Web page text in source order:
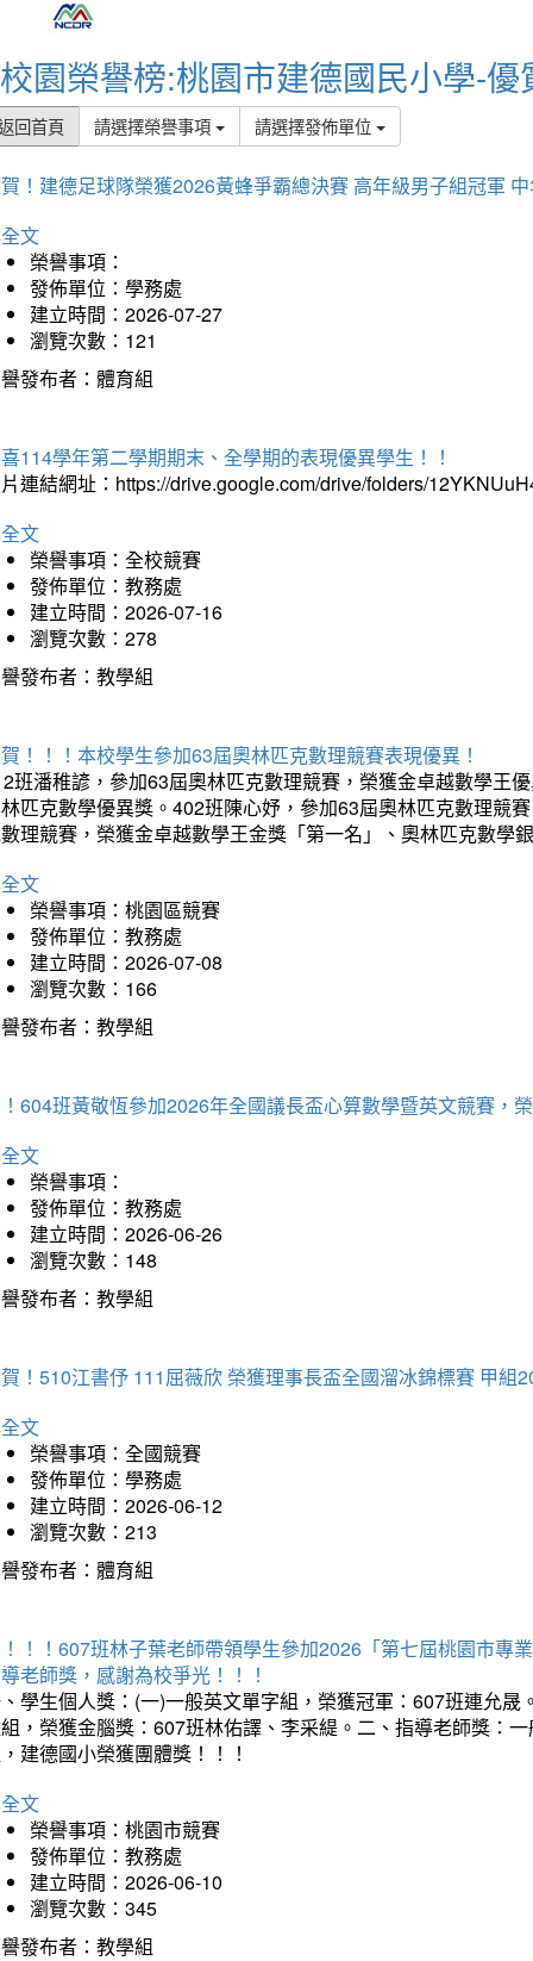
校園榮譽榜:桃園市建德國民小學-優
回首頁 請選擇榮譽事項 請選擇發佈單位
！建德足球隊榮獲2026黃蜂爭霸總決賽 高年級男子組冠軍
文
榮譽事項：
發佈單位：學務處
建立時間：2026-07-27
瀏覽次數：121
發布者：體育組
114學年第二學期期末、全學期的表現優異學生！！
連結網址：https://drive.google.com/drive/folders/
文
榮譽事項：全校競賽
發佈單位：教務處
建立時間：2026-07-16
瀏覽次數：278
發布者：教學組
！！！本校學生參加63屆奧林匹克數理競賽表現優異！
班潘稚諺，參加63屆奧林匹克數理競賽，榮獲金卓越數學王
匹克數學優異獎。402班陳心妤，參加63屆奧林匹克數理競
理競賽，榮獲金卓越數學王金獎「第一名」、奧林匹克數學
文
榮譽事項：桃園區競賽
發佈單位：教務處
建立時間：2026-07-08
瀏覽次數：166
發布者：教學組
604班黃敬恆參加2026年全國議長盃心算數學暨英文競賽，
文
榮譽事項：
發佈單位：教務處
建立時間：2026-06-26
瀏覽次數：148
發布者：教學組
！510江書伃 111屈薇欣 榮獲理事長盃全國溜冰錦標賽 甲組
文
榮譽事項：全國競賽
發佈單位：學務處
建立時間：2026-06-12
瀏覽次數：213
發布者：體育組
！！607班林子葉老師帶領學生參加2026「第七屆桃園市專
老師獎，感謝為校爭光！！！
學生個人獎：(一)一般英文單字組，榮獲冠軍：607班連允
，榮獲金腦獎：607班林佑譯、李采緹。二、指導老師獎：
建德國小榮獲團體獎！！！
文
榮譽事項：桃園市競賽
發佈單位：教務處
建立時間：2026-06-10
瀏覽次數：345
發布者：教學組